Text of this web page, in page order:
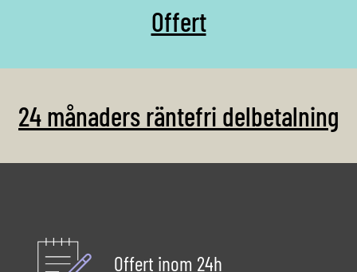
Offert
24 månaders räntefri delbetalning
Offert inom 24h